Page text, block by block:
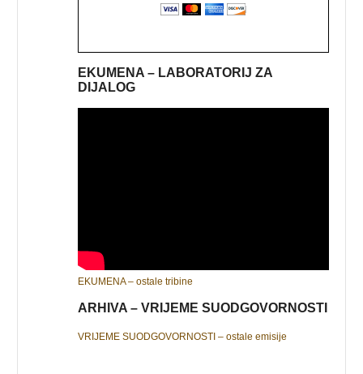
EKUMENA – LABORATORIJ ZA
DIJALOG
EKUMENA – ostale tribine
ARHIVA – VRIJEME SUODGOVORNOSTI
VRIJEME SUODGOVORNOSTI – ostale emisije